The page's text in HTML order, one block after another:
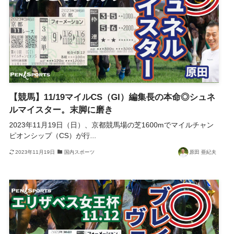
【競馬】11/19マイルCS（GI）編集長の本命◎シュネ
ルマイスター。末脚に磨き
2023年11月19日（日）、京都競馬場の芝1600mでマイルチャン
ピオンシップ（CS）が行...
2023年11月19日 国内スポーツ 原田 亜紀夫